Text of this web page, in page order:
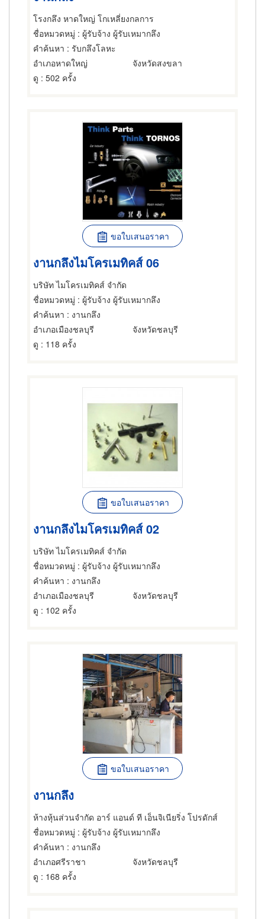
โรงกลึง หาดใหญ่ โกเหลี่ยงกลการ
ชื่อหมวดหมู่ : ผู้รับจ้าง ผู้รับเหมากลึง
คำค้นหา : รับกลึงโลหะ
อำเภอหาดใหญ่
จังหวัดสงขลา
ดู : 502 ครั้ง
ขอใบเสนอราคา
งานกลึงไมโครเมทิคส์ 06
บริษัท ไมโครเมทิคส์ จำกัด
ชื่อหมวดหมู่ : ผู้รับจ้าง ผู้รับเหมากลึง
คำค้นหา : งานกลึง
อำเภอเมืองชลบุรี
จังหวัดชลบุรี
ดู : 118 ครั้ง
ขอใบเสนอราคา
งานกลึงไมโครเมทิคส์ 02
บริษัท ไมโครเมทิคส์ จำกัด
ชื่อหมวดหมู่ : ผู้รับจ้าง ผู้รับเหมากลึง
คำค้นหา : งานกลึง
อำเภอเมืองชลบุรี
จังหวัดชลบุรี
ดู : 102 ครั้ง
ขอใบเสนอราคา
งานกลึง
ห้างหุ้นส่วนจำกัด อาร์ แอนด์ ที เอ็นจิเนียริ่ง โปรดักส์
ชื่อหมวดหมู่ : ผู้รับจ้าง ผู้รับเหมากลึง
คำค้นหา : งานกลึง
อำเภอศรีราชา
จังหวัดชลบุรี
ดู : 168 ครั้ง